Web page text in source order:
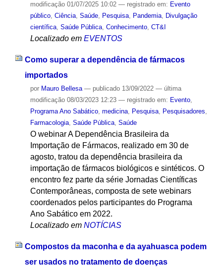
modificação01/07/2025 10:02 — registrado em: Evento
público, Ciência, Saúde, Pesquisa, Pandemia, Divulgação
científica, Saúde Pública, Conhecimento, CT&I
Localizado em EVENTOS
Como superar a dependência de fármacos
importados
por Mauro Bellesa — publicado13/09/2022 — última
modificação08/03/2023 12:23 — registrado em: Evento,
Programa Ano Sabático, medicina, Pesquisa, Pesquisadores,
Farmacologia, Saúde Pública, Saúde
O webinar A Dependência Brasileira da
Importação de Fármacos, realizado em 30 de
agosto, tratou da dependência brasileira da
importação de fármacos biológicos e sintéticos. O
encontro fez parte da série Jornadas Científicas
Contemporâneas, composta de sete webinars
coordenados pelos participantes do Programa
Ano Sabático em 2022.
Localizado em NOTÍCIAS
Compostos da maconha e da ayahuasca podem
ser usados no tratamento de doenças